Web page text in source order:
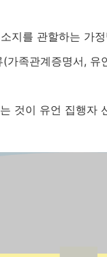
지를 관할하는 가
가족관계증명서,
것이 유언 집행자